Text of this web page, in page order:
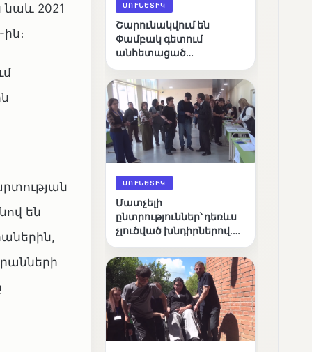
2021
են
ՄՈՒՆԵՏԻԿ
Շարունակվում են
Փամբակ գետում
անհետացած
որոնողական
աշխատանքները
ՄՈՒՆԵՏԻԿ
Մատչելի
ընտրություններ՝ դեռևս
չլուծված խնդիրներով.
դիտորդական
առաքելության
արդյունքները